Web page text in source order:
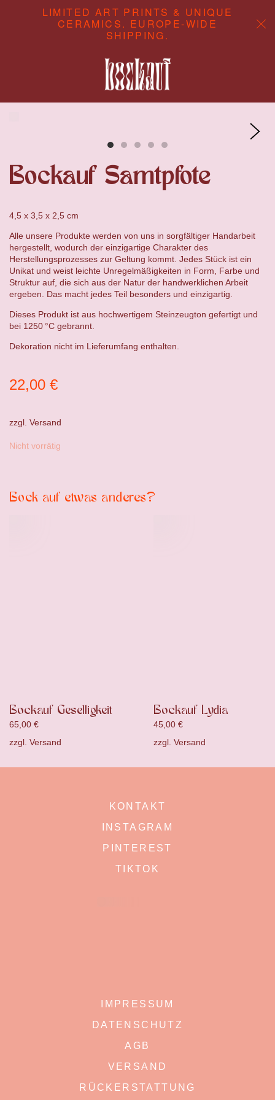
LIMITED ART PRINTS & UNIQUE
CERAMICS. EUROPE-WIDE
SHIPPING.
CONTENT STUDIO
Bockauf Samtpfote
zzgl. Versand
22,00 €
Nicht vorrätig
4,5 x 3,5 x 2,5 cm
Alle unsere Produkte werden von uns in sorgfältiger Handarbeit
hergestellt, wodurch der einzigartige Charakter des
Herstellungsprozesses zur Geltung kommt. Jedes Stück ist ein
Unikat und weist leichte Unregelmäßigkeiten in Form, Farbe und
Struktur auf, die sich aus der Natur der handwerklichen Arbeit
ergeben. Das macht jedes Teil besonders und einzigartig.
Dieses Produkt ist aus hochwertigem Steinzeugton gefertigt und
bei 1250 °C gebrannt.
Dekoration nicht im Lieferumfang enthalten.
Bock auf etwas anderes?
Bockauf Geselligkeit
65,00 €
zzgl. Versand
Bockauf Lydia
45,00 €
zzgl. Versand
KONTAKT
INSTAGRAM
PINTEREST
TIKTOK
IMPRESSUM
DATENSCHUTZ
AGB
VERSAND
RÜCKERSTATTUNG